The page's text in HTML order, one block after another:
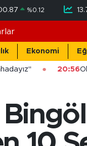
%0.12
Ekonomi
20:56